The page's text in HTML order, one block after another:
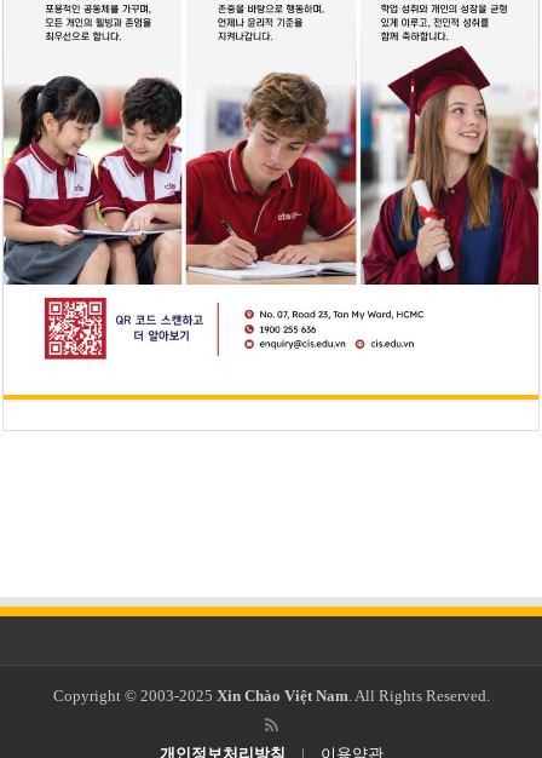
Copyright © 2003-2025 Xin Chào Việt Nam . All Rights Reserved.
개인정보처리방침 | 이용약관